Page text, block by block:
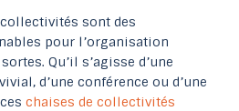
sont des
pour l’organisation
Qu’il s’agisse d’une
d’une conférence ou d’une
chaises de collectivités